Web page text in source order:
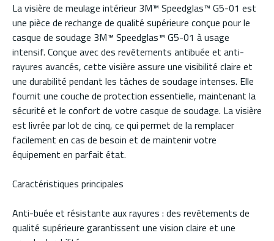
La visière de meulage intérieur 3M™ Speedglas™ G5-01 est
une pièce de rechange de qualité supérieure conçue pour le
casque de soudage 3M™ Speedglas™ G5-01 à usage
intensif. Conçue avec des revêtements antibuée et anti-
rayures avancés, cette visière assure une visibilité claire et
une durabilité pendant les tâches de soudage intenses. Elle
fournit une couche de protection essentielle, maintenant la
sécurité et le confort de votre casque de soudage. La visière
est livrée par lot de cinq, ce qui permet de la remplacer
facilement en cas de besoin et de maintenir votre
équipement en parfait état.
Caractéristiques principales
Anti-buée et résistante aux rayures : des revêtements de
qualité supérieure garantissent une vision claire et une